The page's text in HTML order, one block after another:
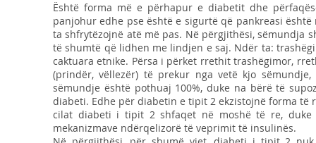
Është forma më e përhapur e diabetit dhe
panjohur edhe pse është e sigurtë që pankreasi
ta shfrytëzojnë atë më pas. Në përgjithësi, sëmundja
të shumtë që lidhen me lindjen e saj. Ndër ta:
caktuara etnike. Përsa i përket rrethit trashëgimor,
(prindër, vëllezër) të prekur nga vetë kjo
sëmundje është pothuaj 100%, duke na bërë të
diabeti. Edhe për diabetin e tipit 2 ekzistojnë forma të
cilat diabeti i tipit 2 shfaqet në moshë të re,
mekanizmave ndërqelizorë të veprimit të insulinës.